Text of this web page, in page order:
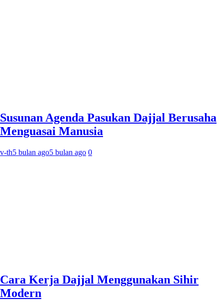
Susunan Agenda Pasukan Dajjal Berusaha
Menguasai Manusia
v-th5 bulan ago5 bulan ago 0
Cara Kerja Dajjal Menggunakan Sihir
Modern